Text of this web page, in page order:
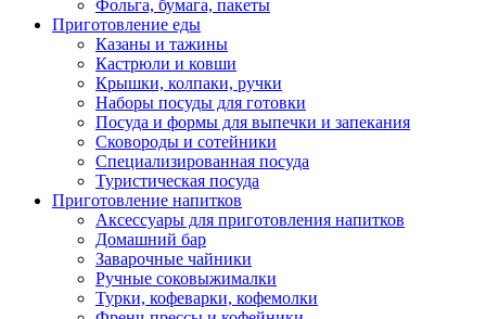
Фольга, бумага, пакеты
Приготовление еды
Казаны и тажины
Кастрюли и ковши
Крышки, колпаки, ручки
Наборы посуды для готовки
Посуда и формы для выпечки и запекания
Сковороды и сотейники
Специализированная посуда
Туристическая посуда
Приготовление напитков
Аксессуары для приготовления напитков
Домашний бар
Заварочные чайники
Ручные соковыжималки
Турки, кофеварки, кофемолки